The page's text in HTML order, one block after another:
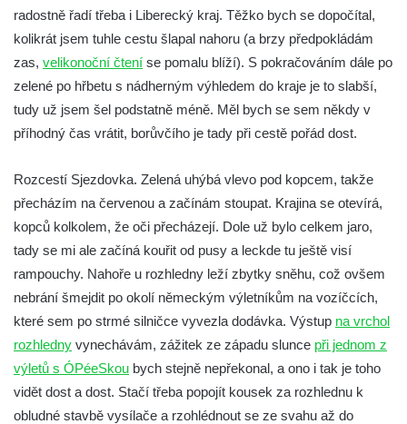
Trasa 12 – Jetřichovice – Haťový důl –
Falkenštejn – Tokáň – Panenská jedle –
Vlčí deska – Niedermühle –
Hinterhermsdorf (a ještě kus dál)
Trasa 13 – Vysoká Lípa – Šaunštejn – Malá
soutěska Křinice – Niedermühle – Zadní
Doubice – údolí Bílého potoka –
Mikulášovice
Trasa 14 – Krásná Lípa – Kamenná Horka
– Kyjov – Turistický most – Brtníky
Trasa 15 – Köglerova naučná stezka
Pavlínino údolí – Jetřichovice
Trasa 17 – Mikulášovice – Weifberg –
Wachberg – Tanečnice – Mikulášovice
radostně řadí třeba i Liberecký kraj. Těžko bych se dopočítal,
kolikrát jsem tuhle cestu šlapal nahoru (a brzy předpokládám
zas, velikonoční čtení se pomalu blíží). S pokračováním dále po
zelené po hřbetu s nádherným výhledem do kraje je to slabší,
tudy už jsem šel podstatně méně. Měl bych se sem někdy v
příhodný čas vrátit, borůvčího je tady při cestě pořád dost.
Rozcestí Sjezdovka. Zelená uhýbá vlevo pod kopcem, takže
přecházím na červenou a začínám stoupat. Krajina se otevírá,
kopců kolkolem, že oči přecházejí. Dole už bylo celkem jaro,
tady se mi ale začíná kouřit od pusy a leckde tu ještě visí
rampouchy. Nahoře u rozhledny leží zbytky sněhu, což ovšem
nebrání šmejdit po okolí německým výletníkům na vozíčcích,
které sem po strmé silničce vyvezla dodávka. Výstup na vrchol
rozhledny vynechávám, zážitek ze západu slunce při jednom z
výletů s ÓPéeSkou bych stejně nepřekonal, a ono i tak je toho
vidět dost a dost. Stačí třeba popojít kousek za rozhlednu k
obludné stavbě vysílače a rzohlédnout se ze svahu až do